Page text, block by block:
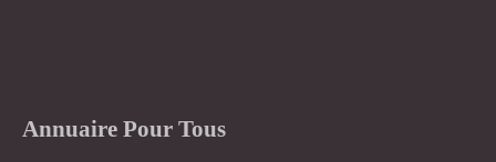
Annuaire Pour Tous